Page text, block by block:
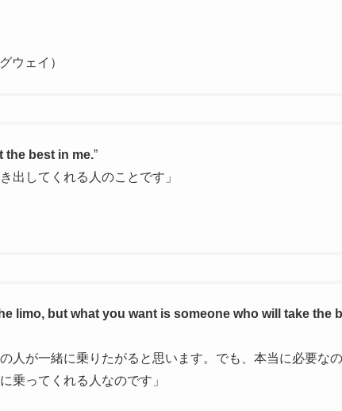
ウェイ）
the best in me.”
出してくれる人のことです」
limo, but what you want is someone who will take the
人が一緒に乗りたがると思います。でも、本当に必要なの
乗ってくれる人なのです」